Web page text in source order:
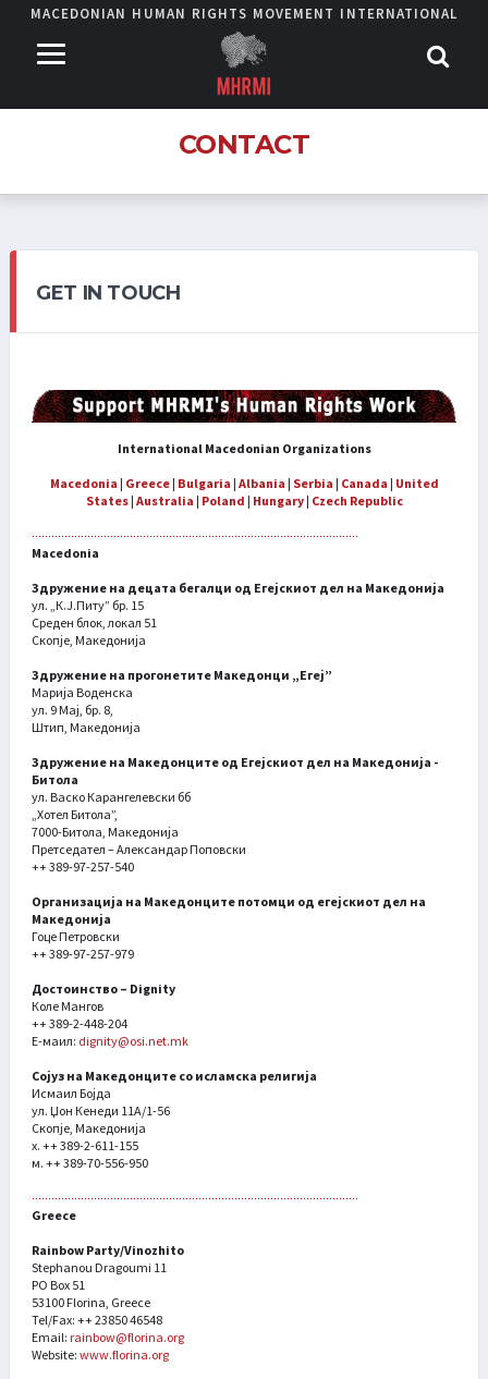
MACEDONIAN HUMAN RIGHTS MOVEMENT INTERNATIONAL
CONTACT
GET IN TOUCH
International Macedonian Organizations
Macedonia | Greece| Bulgaria | Albania | Serbia | Canada | United
States| Australia | Poland | Hungary| Czech Republic
Macedonia
Здружение на децата бегалци од Егејскиот дел на Македонија
ул. „К.Ј.Питу” бр. 15
Среден блок, локал 51
Скопје, Македонија
Здружение на прогонетите Македонци „Егеј”
Марија Воденска
ул. 9 Мај, бр. 8,
Штип, Македонија
Здружение на Македонците од Егејскиот дел на Македонија -
Битола
ул. Васко Карангелевски бб
„Хотел Битола”,
7000-Битола, Македонија
Претседател – Александар Поповски
++ 389-97-257-540
Организација на Македонците потомци од егејскиот дел на
Македонија
Гоце Петровски
++ 389-97-257-979
Достоинство – Dignity
Коле Мангов
++ 389-2-448-204
Е-маил: dignity@osi.net.mk
Сојуз на Македонците со исламска религија
Исмаил Бојда
ул. Џон Кенеди 11А/1-56
Скопје, Македонија
х. ++ 389-2-611-155
м. ++ 389-70-556-950
Greece
Rainbow Party/Vinozhito
Stephanou Dragoumi 11
PO Box 51
53100 Florina, Greece
Tel/Fax: ++ 23850 46548
Email: rainbow@florina.org
Website: www.florina.org